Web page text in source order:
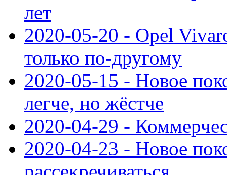
лет
2020-05-20 - Opel
только по-другому
2020-05-15 - Новое
легче, но жёстче
2020-04-29 -
2020-04-23 - Новое